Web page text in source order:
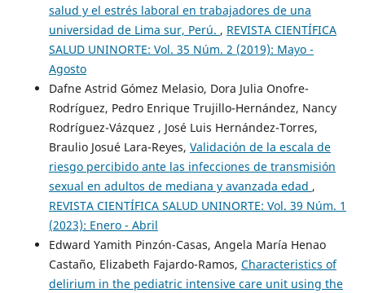
salud y el estrés laboral en trabajadores de una
universidad de Lima sur, Perú. , REVISTA CIENTÍFICA
SALUD UNINORTE: Vol. 35 Núm. 2 (2019): Mayo -
Agosto
Dafne Astrid Gómez Melasio, Dora Julia Onofre-
Rodríguez, Pedro Enrique Trujillo-Hernández, Nancy
Rodríguez-Vázquez , José Luis Hernández-Torres,
Braulio Josué Lara-Reyes, Validación de la escala de
riesgo percibido ante las infecciones de transmisión
sexual en adultos de mediana y avanzada edad ,
REVISTA CIENTÍFICA SALUD UNINORTE: Vol. 39 Núm. 1
(2023): Enero - Abril
Edward Yamith Pinzón-Casas, Angela María Henao
Castaño, Elizabeth Fajardo-Ramos, Characteristics of
delirium in the pediatric intensive care unit using the